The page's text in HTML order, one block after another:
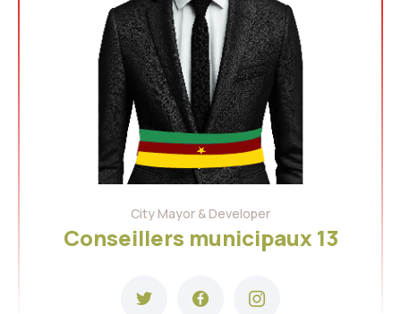
City Mayor & Developer
Conseillers municipaux 13